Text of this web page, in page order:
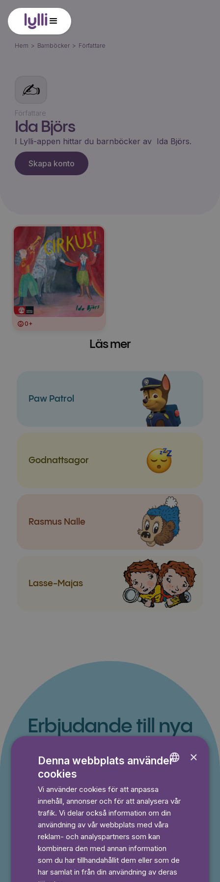
Hem > Barnböcker > Författare
✍️
Författare
Ida Björs
I Lylli-appen hittar du barnböcker av Ida Björs.
Skapa konto
0+
Läs mer
Paw Patrol
Godnatt­sagor
Rasmus Nalle
Lasse-Majas
Erbjudande till nya
Du betalar inget under provperioden och kan
avsluta din prenumeration när som helst.
⭐️ Offer!
Månad
49,50 kr
50% rabatt i 3 månader
Prova 7 dagar gratis
Läs och lyssna obegränsat
×
Denna webbplats använder
cookies
Vi använder cookies för att anpassa
innehåll, annonser och för att analysera vår
trafik. Vi delar också information om din
användning av vår webbplats med våra
reklam- och analyspartners som kan
kombinera den med annan information
som du har tillhandahållit dem eller som de
har samlat in från din användning av deras